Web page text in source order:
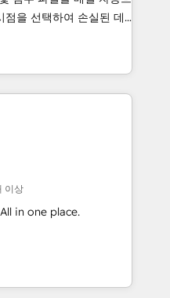
점을 선택하여 손실된 데
오작동하는 자동화 기
니다.
이상
in one place.